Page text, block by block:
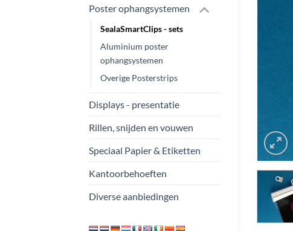
Poster ophangsystemen
SealaSmartClips - sets
Aluminium poster
ophangsystemen
Overige Posterstrips
Displays - presentatie
Rillen, snijden en vouwen
Speciaal Papier & Etiketten
Kantoorbehoeften
Diverse aanbiedingen